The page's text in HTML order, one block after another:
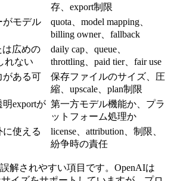
存、export制限
がモデル
quota、model mapping、
billing owner、fallback
は広めの
れない
daily cap、queue、
throttling、paid tier、fair use
がある可
保存ファイルのサイズ、圧
縮、upscale、plan制限
exportが 第一方モデル機能か、プラ
ットフォーム処理か
使える
license、attribution、制限、
紛争時の責任
解されやすい項目です。OpenAIは